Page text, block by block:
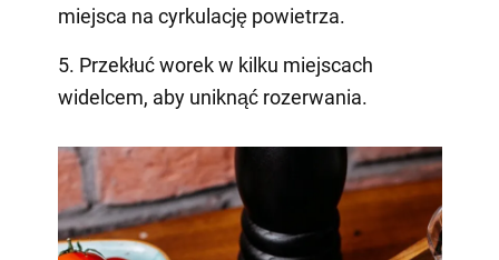
miejsca na cyrkulację powietrza.
5. Przekłuć worek w kilku miejscach
widelcem, aby uniknąć rozerwania.